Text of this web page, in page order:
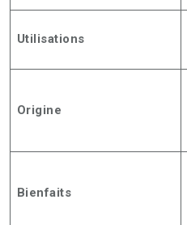
Utilisations
Origine
Bienfaits